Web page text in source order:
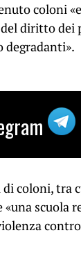
coloni
diritto dei
coloni, tra
scuola